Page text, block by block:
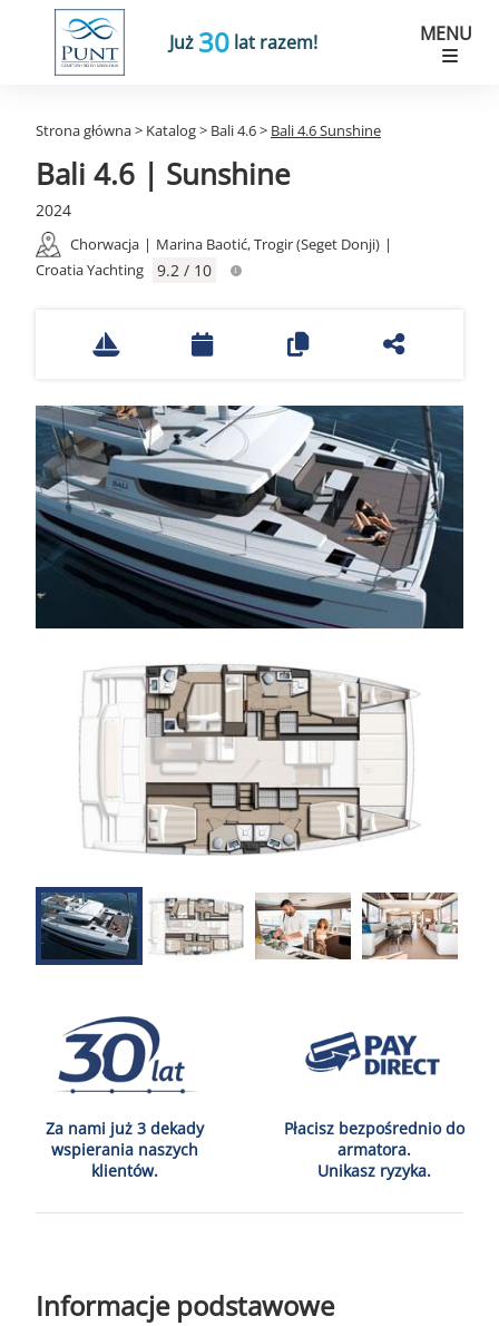
Już 30 lat razem! MENU
Strona główna> Katalog> Bali 4.6> Bali 4.6 Sunshine
Bali 4.6 | Sunshine
2024
Chorwacja | Marina Baotić, Trogir (Seget Donji) |
Croatia Yachting
9.2 / 10
Za nami już 3 dekady
wspierania naszych
klientów.
Płacisz bezpośrednio do
armatora.
Unikasz ryzyka.
Informacje podstawowe